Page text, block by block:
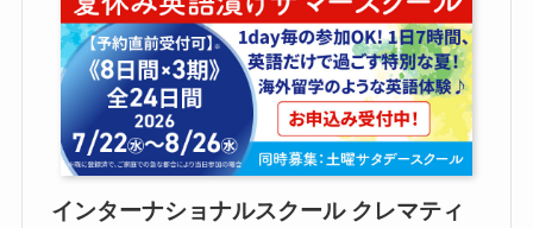
インターナショナルスクール クレマティ